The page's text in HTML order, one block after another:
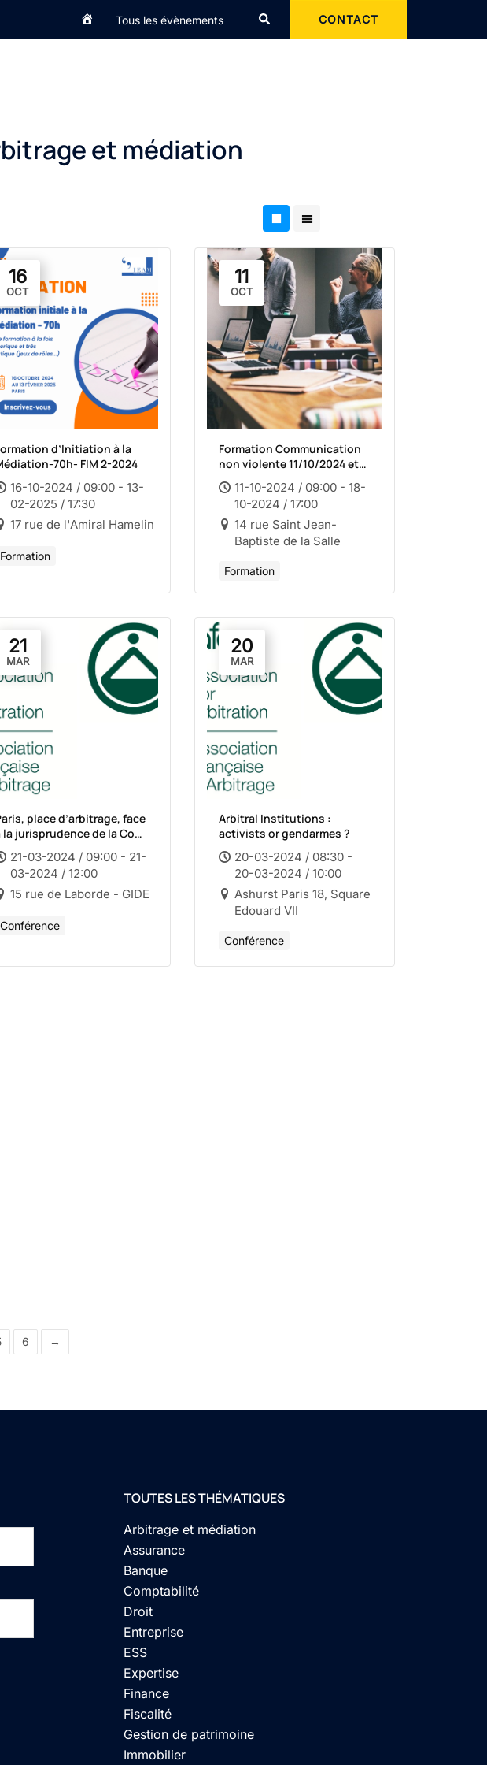
AccueilTous les évènements Rechercher CONTACT
et médiation
16
OCT
d’Initiation à la
70h- FIM 2-2024
16-10-2024 / 09:00 - 13-
02-2025 / 17:30
17 rue de l'Amiral Hamelin
Formation
11
OCT
Formation Communication
non violente 11/10/2024 et
18/10/2024
11-10-2024 / 09:00 - 18-
10-2024 / 17:00
14 rue Saint Jean-
Baptiste de la Salle
Formation
21
MAR
place d’arbitrage, face
la jurisprudence de la Cour
justice : peut-on évoluer
se renier ?
21-03-2024 / 09:00 - 21-
03-2024 / 12:00
15 rue de Laborde - GIDE
Conférence
20
MAR
Arbitral Institutions :
activists or gendarmes ?
20-03-2024 / 08:30 -
20-03-2024 / 10:00
Ashurst Paris 18, Square
Edouard VII
Conférence
6 →
TOUTES LES THÉMATIQUES
Arbitrage et médiation
Assurance
Banque
Comptabilité
Droit
Entreprise
ESS
Expertise
Finance
Fiscalité
Gestion de patrimoine
Immobilier